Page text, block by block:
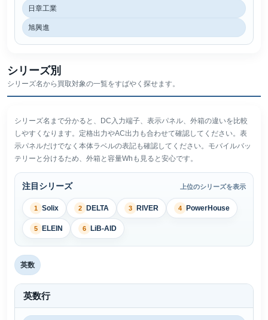
日章工業
旭興進
シリーズ別
シリーズ名から買取対象の一覧をすばやく探せます。
シリーズ名まで分かると、DC入力端子、表示パネル、外箱の違いを比較
しやすくなります。定格出力やAC出力も合わせて確認してください。表
示パネルだけでなく本体ラベルの表記も確認してください。モバイルバッ
テリーと分けるため、外箱と容量Whも見ると安心です。
注目シリーズ 上位のシリーズを表示
1 Solix 2 DELTA 3 RIVER 4 PowerHouse
5 ELEIN 6 LiB-AID
英数
英数行